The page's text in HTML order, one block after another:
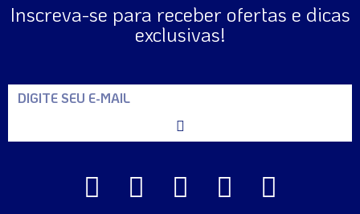
Inscreva-se para receber ofertas e dicas
exclusivas!